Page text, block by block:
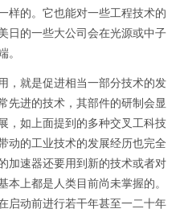
样的。它也能对一些工程技术的
日的一些大公司会在光源或中子
。
就是促进相当一部分技术的发
先进的技术，其部件的研制会显
，如上面提到的多种交叉工科技
动的工业技术的发展经历也完全
加速器还要用到新的技术或者对
本上都是人类目前尚未掌握的。
启动前进行若干年甚至一二十年